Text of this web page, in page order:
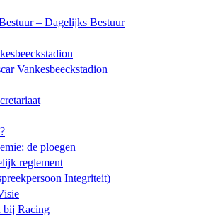
– Dagelijks Bestuur
Vankesbeeckstadion
de ploegen
reglement
Integriteit)
bij Racing